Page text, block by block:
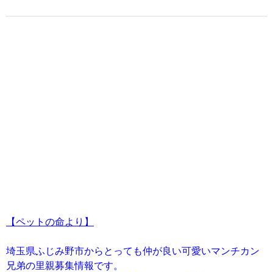
【ペットの命より】
埼玉県ふじみ野市からとっても仲が良い可愛いマンチカン
兄弟の里親募集情報です。